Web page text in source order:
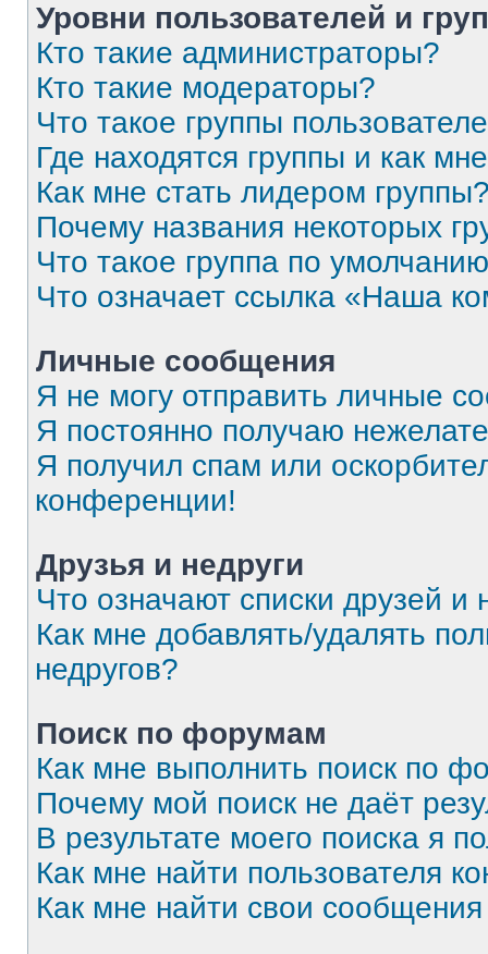
Уровни пользователей и
Кто такие администраторы?
Кто такие модераторы?
Что такое группы
Где находятся группы и как
Как мне стать лидером
Почему названия некоторых
Что такое группа по
Что означает ссылка «Наша
Личные сообщения
Я не могу отправить личные
Я постоянно получаю
Я получил спам или
конференции!
Друзья и недруги
Что означают списки друзей и
Как мне добавлять/удалять
недругов?
Поиск по форумам
Как мне выполнить поиск по
Почему мой поиск не даёт
В результате моего поиска я
Как мне найти пользователя
Как мне найти свои